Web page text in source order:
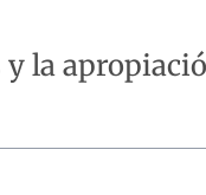
la